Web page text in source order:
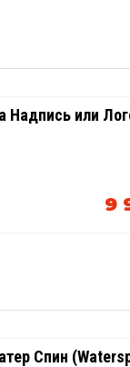
или
9
Спин